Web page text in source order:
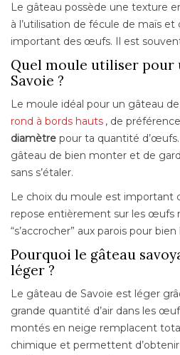
Le gâteau possède une texture
à l’utilisation de fécule de maïs
important des œufs. Il est
Quel moule utiliser pour
Savoie ?
Le moule idéal pour un gâteau
rond à bords hauts , de
diamètre pour ta quantité
gâteau de bien monter et de
sans s’étaler.
Le choix du moule est important
repose entièrement sur les œufs
“s’accrocher” aux parois pour bien
Pourquoi le gâteau
léger ?
Le gâteau de Savoie est léger
grande quantité d’air dans les
montés en neige remplacent
chimique et permettent